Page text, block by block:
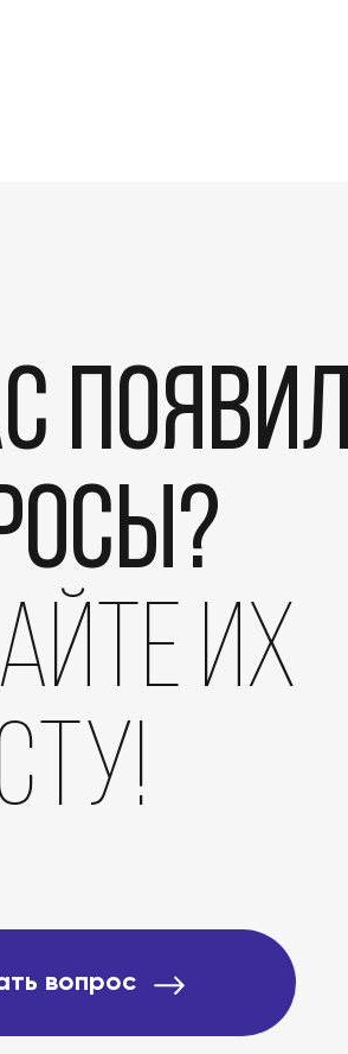
их
вопросОтзывы